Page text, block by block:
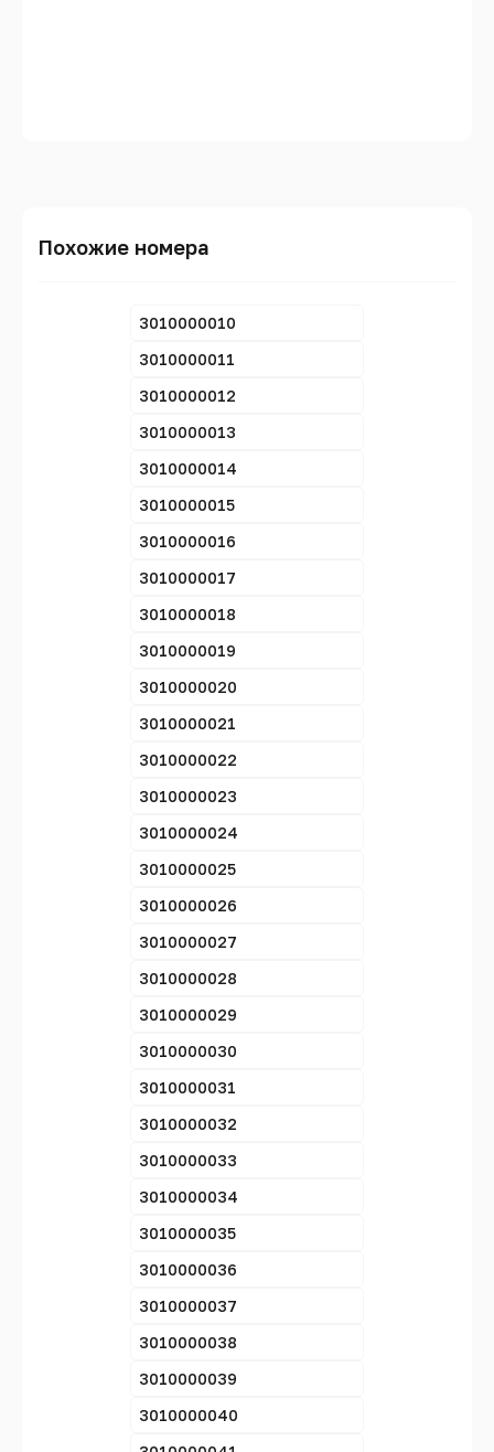
Похожие номера
3010000010
3010000011
3010000012
3010000013
3010000014
3010000015
3010000016
3010000017
3010000018
3010000019
3010000020
3010000021
3010000022
3010000023
3010000024
3010000025
3010000026
3010000027
3010000028
3010000029
3010000030
3010000031
3010000032
3010000033
3010000034
3010000035
3010000036
3010000037
3010000038
3010000039
3010000040